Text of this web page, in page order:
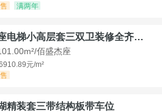
满两年
佰盛杰座电梯小高层套三双卫装修全齐诚意出售
佰盛杰座
元/m²
精装套三带结构板带车位